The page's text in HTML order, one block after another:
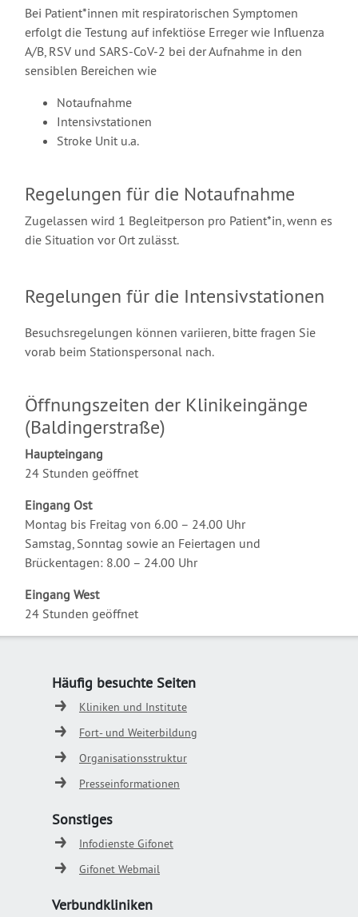
Bei Patient*innen mit respiratorischen Symptomen
erfolgt die Testung auf infektiöse Erreger wie Influenza
A/B, RSV und SARS-CoV-2 bei der Aufnahme in den
sensiblen Bereichen wie
Notaufnahme
Intensivstationen
Stroke Unit u.a.
Regelungen für die Notaufnahme
Zugelassen wird 1 Begleitperson pro Patient*in, wenn es
die Situation vor Ort zulässt.
Regelungen für die Intensivstationen
Besuchsregelungen können variieren, bitte fragen Sie
vorab beim Stationspersonal nach.
Öffnungszeiten der Klinikeingänge
(Baldingerstraße)
Haupteingang
24 Stunden geöffnet
Eingang Ost
Montag bis Freitag von 6.00 – 24.00 Uhr
Samstag, Sonntag sowie an Feiertagen und
Brückentagen: 8.00 – 24.00 Uhr
Eingang West
24 Stunden geöffnet
Häufig besuchte Seiten
Kliniken und Institute
Fort- und Weiterbildung
Organisationsstruktur
Presseinformationen
Sonstiges
Infodienste Gifonet
Gifonet Webmail
Verbundkliniken